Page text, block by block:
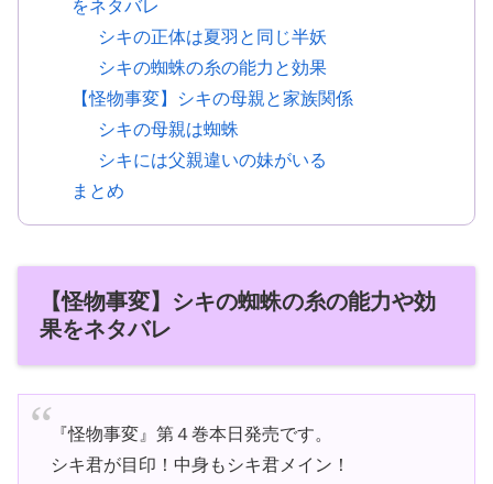
をネタバレ
シキの正体は夏羽と同じ半妖
シキの蜘蛛の糸の能力と効果
【怪物事変】シキの母親と家族関係
シキの母親は蜘蛛
シキには父親違いの妹がいる
まとめ
【怪物事変】シキの蜘蛛の糸の能力や効
果をネタバレ
『怪物事変』第４巻本日発売です。
シキ君が目印！中身もシキ君メイン！